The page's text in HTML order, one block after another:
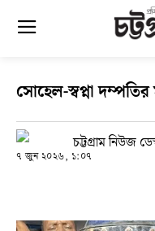
সোহেল-স্বপ্না
চট্টগ্রাম নিউজ
৭ জুন ২০২৬, ১:০৭